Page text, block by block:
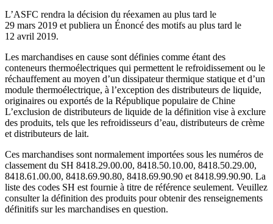
L’ASFC rendra la décision du réexamen au plus tard le
29 mars 2019 et publiera un Énoncé des motifs au plus tard le
12 avril 2019.
Les marchandises en cause sont définies comme étant des
conteneurs thermoélectriques qui permettent le refroidissement ou le
réchauffement au moyen d’un dissipateur thermique statique et d’un
module thermoélectrique, à l’exception des distributeurs de liquide,
originaires ou exportés de la République populaire de Chine
L’exclusion de distributeurs de liquide de la définition vise à exclure
des produits, tels que les refroidisseurs d’eau, distributeurs de crème
et distributeurs de lait.
Ces marchandises sont normalement importées sous les numéros de
classement du SH 8418.29.00.00, 8418.50.10.00, 8418.50.29.00,
8418.61.00.00, 8418.69.90.80, 8418.69.90.90 et 8418.99.90.90. La
liste des codes SH est fournie à titre de référence seulement. Veuillez
consulter la définition des produits pour obtenir des renseignements
définitifs sur les marchandises en question.